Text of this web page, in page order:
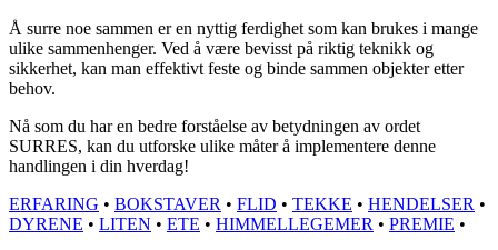
Å surre noe sammen er en nyttig ferdighet som kan brukes i mange
ulike sammenhenger. Ved å være bevisst på riktig teknikk og
sikkerhet, kan man effektivt feste og binde sammen objekter etter
behov.
Nå som du har en bedre forståelse av betydningen av ordet
SURRES, kan du utforske ulike måter å implementere denne
handlingen i din hverdag!
ERFARING • BOKSTAVER • FLID • TEKKE • HENDELSER •
DYRENE • LITEN • ETE • HIMMELLEGEMER • PREMIE •